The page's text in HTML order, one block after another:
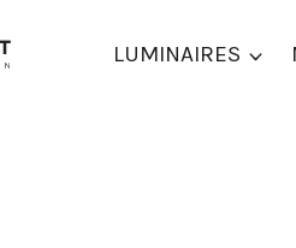
LUMINAIRES